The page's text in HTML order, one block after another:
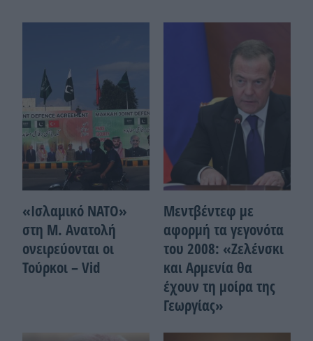
«Ισλαμικό ΝΑΤΟ»
στη Μ. Ανατολή
ονειρεύονται οι
Τούρκοι – Vid
Μεντβέντεφ με
αφορμή τα γεγονότα
του 2008: «Ζελένσκι
και Αρμενία θα
έχουν τη μοίρα της
Γεωργίας»